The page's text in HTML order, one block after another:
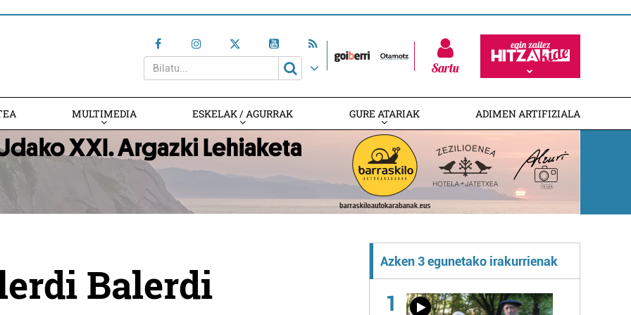
Sartu
MULTIMEDIA ESKELAK / AGURRAK GURE ATARIAK ADIMEN ARTIFIZIALA
Balerdi
Azken 3 egunetako irakurrienak
1